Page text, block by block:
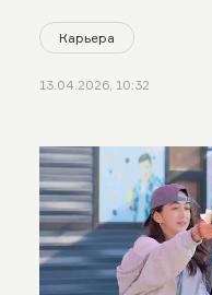
Карьера
13.04.2026, 10:32